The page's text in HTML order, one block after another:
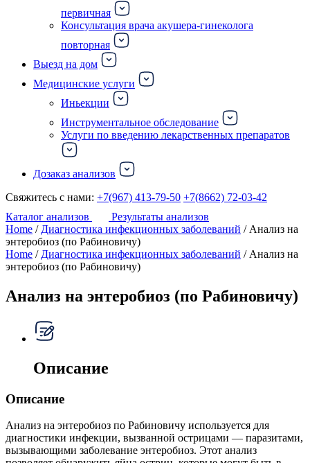
первичная
Консультация врача акушера-гинеколога
повторная
Выезд на дом
Медицинские услуги
Иньекции
Инструментальное обследование
Услуги по введению лекарственных препаратов
Дозаказ анализов
Свяжитесь с нами: +7(967) 413-79-50 +7(8662) 72-03-42
Каталог анализов
Результаты анализов
Home / Диагностика инфекционных заболеваний / Анализ на
энтеробиоз (по Рабиновичу)
Home / Диагностика инфекционных заболеваний / Анализ на
энтеробиоз (по Рабиновичу)
Анализ на энтеробиоз (по Рабиновичу)
Описание
Описание
Анализ на энтеробиоз по Рабиновичу используется для
диагностики инфекции, вызванной острицами — паразитами,
вызывающими заболевание энтеробиоз. Этот анализ